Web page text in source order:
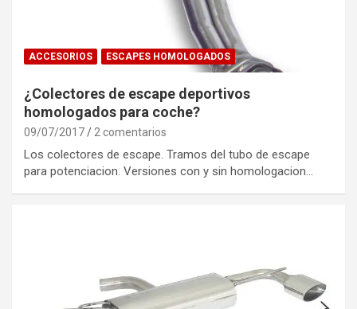
ACCESORIOS ESCAPES HOMOLOGADOS
¿Colectores de escape deportivos
homologados para coche?
09/07/2017 2 comentarios
Los colectores de escape. Tramos del tubo de escape
para potenciacion. Versiones con y sin homologacion…